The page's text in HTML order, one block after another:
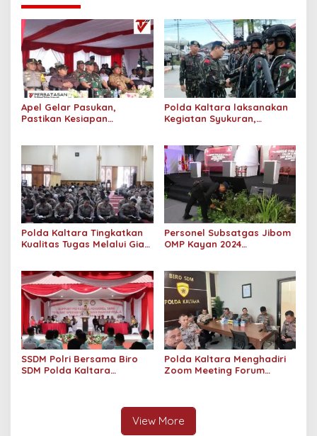
Apel Gelar Pasukan,
Pastikan Kesiapan
Polda Kaltara laksanakan
Kegiatan Syukuran,
Polda Kaltara Tingkatkan
Kualitas Tugas Melalui Giat
Mental Polri
Personel Subsatgas Jibom
OMP Kayan 2024
Kaltara
SSDM Polri Bersama Biro
SDM Polda Kaltara
Polda Kaltara Menghadiri
Zoom Meeting Forum
View More